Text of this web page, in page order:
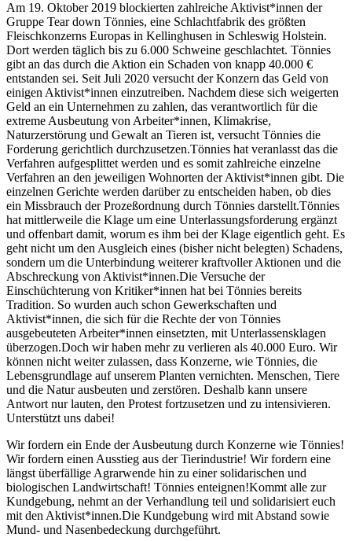
Am 19. Oktober 2019 blockierten zahlreiche Aktivist*innen der
Gruppe Tear down Tönnies, eine Schlachtfabrik des größten
Fleischkonzerns Europas in Kellinghusen in Schleswig Holstein.
Dort werden täglich bis zu 6.000 Schweine geschlachtet. Tönnies
gibt an das durch die Aktion ein Schaden von knapp 40.000 €
entstanden sei. Seit Juli 2020 versucht der Konzern das Geld von
einigen Aktivist*innen einzutreiben. Nachdem diese sich weigerten
Geld an ein Unternehmen zu zahlen, das verantwortlich für die
extreme Ausbeutung von Arbeiter*innen, Klimakrise,
Naturzerstörung und Gewalt an Tieren ist, versucht Tönnies die
Forderung gerichtlich durchzusetzen.Tönnies hat veranlasst das die
Verfahren aufgesplittet werden und es somit zahlreiche einzelne
Verfahren an den jeweiligen Wohnorten der Aktivist*innen gibt. Die
einzelnen Gerichte werden darüber zu entscheiden haben, ob dies
ein Missbrauch der Prozeßordnung durch Tönnies darstellt.Tönnies
hat mittlerweile die Klage um eine Unterlassungsforderung ergänzt
und offenbart damit, worum es ihm bei der Klage eigentlich geht. Es
geht nicht um den Ausgleich eines (bisher nicht belegten) Schadens,
sondern um die Unterbindung weiterer kraftvoller Aktionen und die
Abschreckung von Aktivist*innen.Die Versuche der
Einschüchterung von Kritiker*innen hat bei Tönnies bereits
Tradition. So wurden auch schon Gewerkschaften und
Aktivist*innen, die sich für die Rechte der von Tönnies
ausgebeuteten Arbeiter*innen einsetzten, mit Unterlassensklagen
überzogen.Doch wir haben mehr zu verlieren als 40.000 Euro. Wir
können nicht weiter zulassen, dass Konzerne, wie Tönnies, die
Lebensgrundlage auf unserem Planten vernichten. Menschen, Tiere
und die Natur ausbeuten und zerstören. Deshalb kann unsere
Antwort nur lauten, den Protest fortzusetzen und zu intensivieren.
Unterstützt uns dabei!
Wir fordern ein Ende der Ausbeutung durch Konzerne wie Tönnies!
Wir fordern einen Ausstieg aus der Tierindustrie! Wir fordern eine
längst überfällige Agrarwende hin zu einer solidarischen und
biologischen Landwirtschaft! Tönnies enteignen!Kommt alle zur
Kundgebung, nehmt an der Verhandlung teil und solidarisiert euch
mit den Aktivist*innen.Die Kundgebung wird mit Abstand sowie
Mund- und Nasenbedeckung durchgeführt.